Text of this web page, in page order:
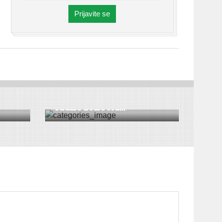
Prijavite se
DRUŠTVO|VESTI|ŠID
radne zone Ad...